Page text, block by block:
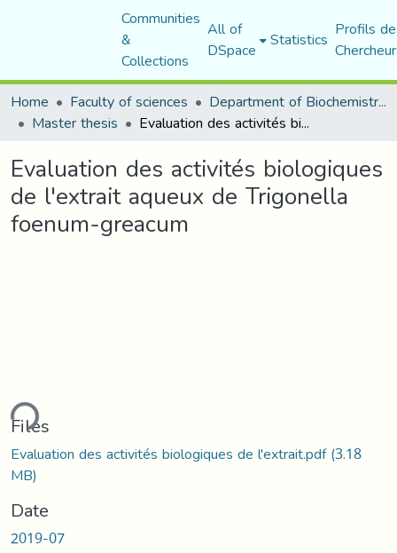
Communities
&
Collections
All of
DSpace Statistics Profils
Home
Faculty of sciences Department of Biochemistry and Microbiology
Master thesis Evaluation des activités biologiques de l'extrait aqueux de Trigonella foenum-greacum
Evaluation des activités biologiques
de l'extrait aqueux de Trigonella
foenum-greacum
Files
Evaluation des activités biologiques de l'extrait.pdf(3.18
MB)
Date
2019-07